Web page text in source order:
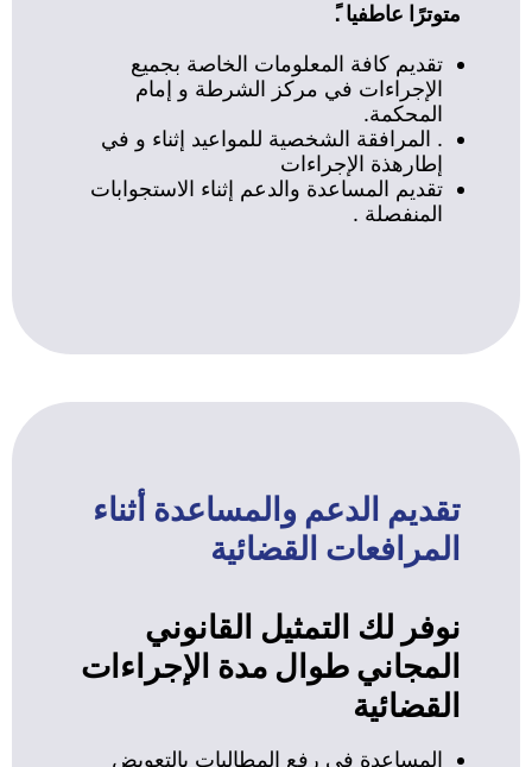
متوترًا عاطفيا .ً
تقديم كافة المعلومات الخاصة بجميع
الإجراءات في مركز الشرطة و إمام
المحكمة.
. المرافقة الشخصية للمواعيد إثناء و في
إطارهذة الإجراءات
تقديم المساعدة والدعم إثناء الاستجوابات
المنفصلة .
تقديم الدعم والمساعدة أثناء
المرافعات القضائية
نوفر لك التمثيل القانوني
المجاني طوال مدة الإجراءات
القضائية
المساعدة في رفع المطالبات بالتعويض